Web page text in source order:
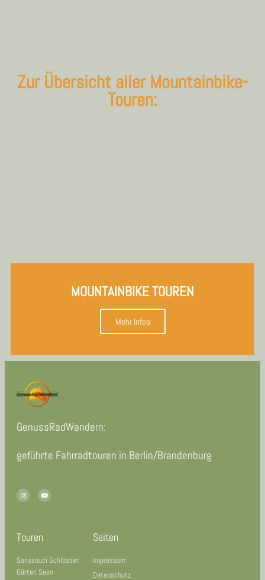
Zur Übersicht aller Mountainbike-
Touren:
MOUNTAINBIKE TOUREN
Mehr Infos
GenussRadWandern:
geführte Fahrradtouren in Berlin/Brandenburg
Touren
Sanssouci Schlösser
Gärten Seen
Seiten
Impressum
Datenschutz